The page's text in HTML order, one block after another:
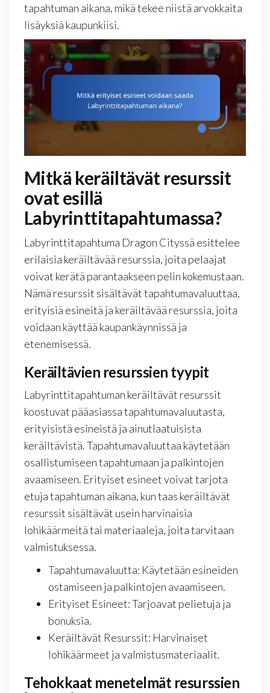
tapahtuman aikana, mikä tekee niistä arvokkaita
lisäyksiä kaupunkiisi.
Mitkä keräiltävät resurssit
ovat esillä
Labyrinttitapahtumassa?
Labyrinttitapahtuma Dragon Cityssä esittelee
erilaisia keräiltävää resurssia, joita pelaajat
voivat kerätä parantaakseen pelin kokemustaan.
Nämä resurssit sisältävät tapahtumavaluuttaa,
erityisiä esineitä ja keräiltävää resurssia, joita
voidaan käyttää kaupankäynnissä ja
etenemisessä.
Keräiltävien resurssien tyypit
Labyrinttitapahtuman keräiltävät resurssit
koostuvat pääasiassa tapahtumavaluutasta,
erityisistä esineistä ja ainutlaatuisista
keräiltävistä. Tapahtumavaluuttaa käytetään
osallistumiseen tapahtumaan ja palkintojen
avaamiseen. Erityiset esineet voivat tarjota
etuja tapahtuman aikana, kun taas keräiltävät
resurssit sisältävät usein harvinaisia
lohikäärmeitä tai materiaaleja, joita tarvitaan
valmistuksessa.
Tapahtumavaluutta: Käytetään esineiden
ostamiseen ja palkintojen avaamiseen.
Erityiset Esineet: Tarjoavat pelietuja ja
bonuksia.
Keräiltävät Resurssit: Harvinaiset
lohikäärmeet ja valmistusmateriaalit.
Tehokkaat menetelmät resurssien